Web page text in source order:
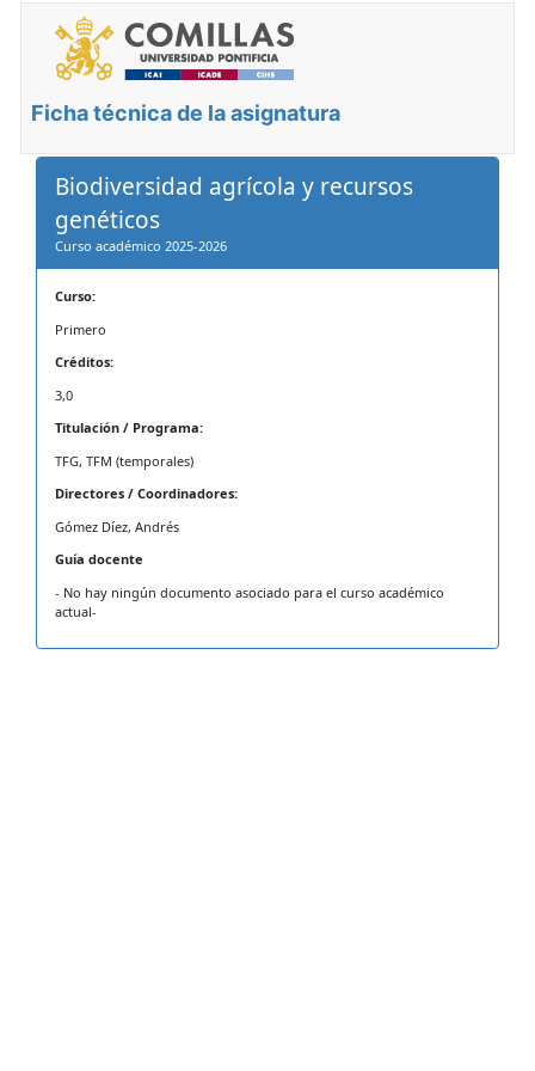
Ficha técnica de la asignatura
Biodiversidad agrícola y recursos
genéticos
Curso académico 2025-2026
Curso:
Primero
Créditos:
3,0
Titulación / Programa:
TFG, TFM (temporales)
Directores / Coordinadores:
Gómez Díez, Andrés
Guía docente
- No hay ningún documento asociado para el curso académico
actual-